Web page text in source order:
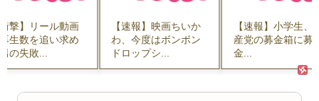
撃】リール動画
生数を追い求め
の失敗...
【速報】映画ちいか
わ、今度はボンボン
ドロップシ...
【速報】小学生、
産党の募金箱に募
金...